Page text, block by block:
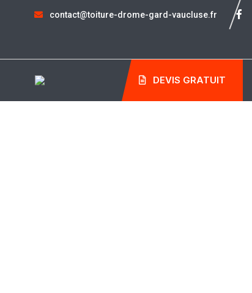
contact@toiture-drome-gard-vaucluse.fr
DEVIS GRATUIT